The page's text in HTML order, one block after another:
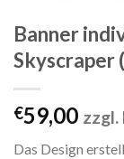
Banner
Skyscraper
€59,00 zzgl.
Das Design